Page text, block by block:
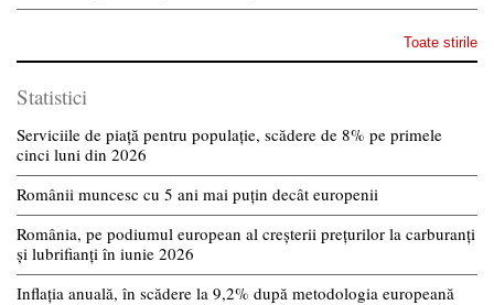
Toate stirile
Statistici
Serviciile de piață pentru populație, scădere de 8% pe primele
cinci luni din 2026
Românii muncesc cu 5 ani mai puțin decât europenii
România, pe podiumul european al creșterii prețurilor la carburanți
și lubrifianți în iunie 2026
Inflația anuală, în scădere la 9,2% după metodologia europeană